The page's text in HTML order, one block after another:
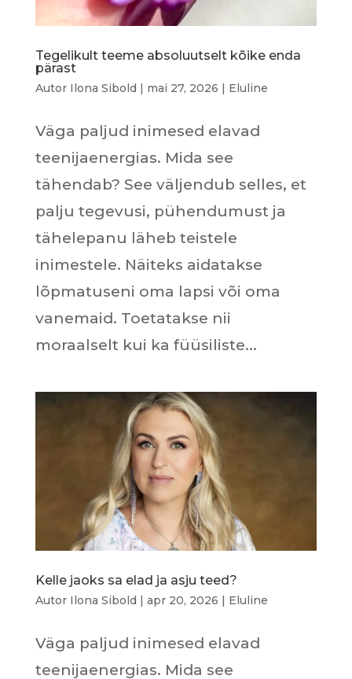
Tegelikult teeme absoluutselt kõike enda
pärast
Autor Ilona Sibold mai 27, 2026 Eluline
Väga paljud inimesed elavad
teenijaenergias. Mida see
tähendab? See väljendub selles, et
palju tegevusi, pühendumust ja
tähelepanu läheb teistele
inimestele. Näiteks aidatakse
lõpmatuseni oma lapsi või oma
vanemaid. Toetatakse nii
moraalselt kui ka füüsiliste...
Kelle jaoks sa elad ja asju teed?
Autor Ilona Sibold | apr 20, 2026 | Eluline
Väga paljud inimesed elavad
teenijaenergias. Mida see